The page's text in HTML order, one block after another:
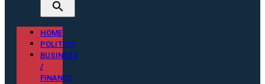
HOME
POLITICS
BUSINESS
/
FINANCE